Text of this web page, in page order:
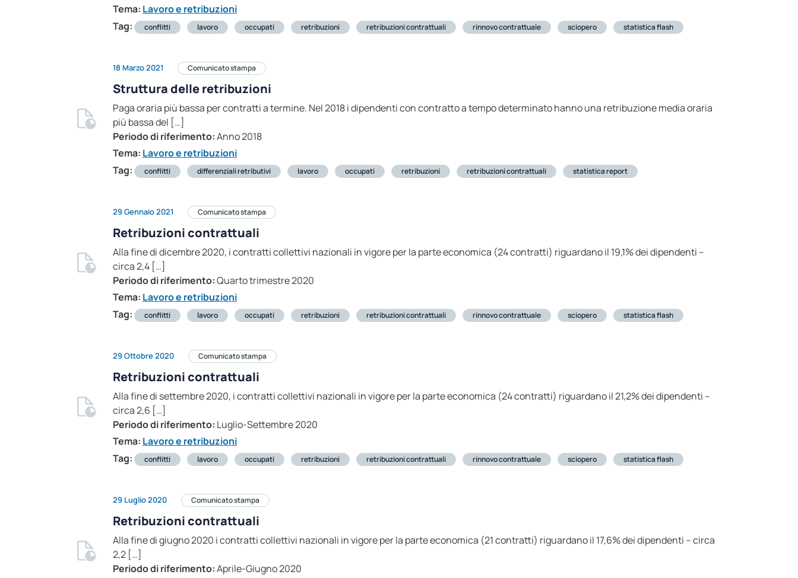
Tema: Lavoro e retribuzioni
Tag:
conflitti lavoro occupati retribuzioni retribuzioni contrattuali rinnovo contrattuale sciopero statistica flash
18 Marzo 2021 Comunicato stampa
Struttura delle retribuzioni
Paga oraria più bassa per contratti a termine. Nel 2018 i dipendenti con contratto a tempo determinato hanno una retribuzione media oraria
più bassa del […]
Periodo di riferimento:Anno 2018
Tema: Lavoro e retribuzioni
Tag:
conflitti differenziali retributivi lavoro occupati retribuzioni retribuzioni contrattuali statistica report
29 Gennaio 2021 Comunicato stampa
Retribuzioni contrattuali
Alla fine di dicembre 2020, i contratti collettivi nazionali in vigore per la parte economica (24 contratti) riguardano il 19,1% dei dipendenti –
circa 2,4 […]
Periodo di riferimento:Quarto trimestre 2020
Tema: Lavoro e retribuzioni
Tag:
conflitti lavoro occupati retribuzioni retribuzioni contrattuali rinnovo contrattuale sciopero statistica flash
29 Ottobre 2020 Comunicato stampa
Retribuzioni contrattuali
Alla fine di settembre 2020, i contratti collettivi nazionali in vigore per la parte economica (24 contratti) riguardano il 21,2% dei dipendenti –
circa 2,6 […]
Periodo di riferimento: Luglio-Settembre 2020
Tema: Lavoro e retribuzioni
Tag:
conflitti lavoro occupati retribuzioni retribuzioni contrattuali rinnovo contrattuale sciopero statistica flash
29 Luglio 2020 Comunicato stampa
Retribuzioni contrattuali
Alla fine di giugno 2020 i contratti collettivi nazionali in vigore per la parte economica (21 contratti) riguardano il 17,6% dei dipendenti – circa
2,2 […]
Periodo di riferimento:Aprile-Giugno 2020